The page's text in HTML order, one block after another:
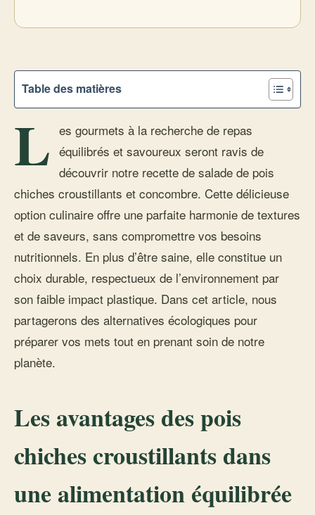
Table des matières
L es gourmets à la recherche de repas
équilibrés et savoureux seront ravis de
découvrir notre recette de salade de pois
chiches croustillants et concombre. Cette délicieuse
option culinaire offre une parfaite harmonie de textures
et de saveurs, sans compromettre vos besoins
nutritionnels. En plus d’être saine, elle constitue un
choix durable, respectueux de l’environnement par
son faible impact plastique. Dans cet article, nous
partagerons des alternatives écologiques pour
préparer vos mets tout en prenant soin de notre
planète.
Les avantages des pois
chiches croustillants dans
une alimentation équilibrée